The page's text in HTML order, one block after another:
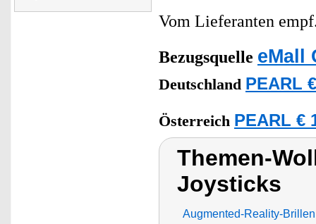
Vom Lieferanten
Bezugsquelle eMall
Deutschland PEARL
Österreich PEARL €
Themen-
Joysticks
Augmented-Reality-Brillen